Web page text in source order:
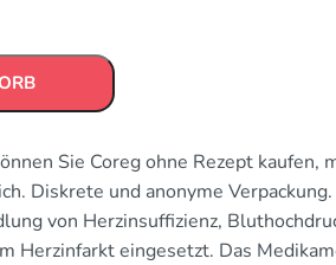
Sie Coreg ohne Rezept kaufen,
Diskrete und anonyme Verpackung.
von Herzinsuffizienz,
Herzinfarkt eingesetzt. Das